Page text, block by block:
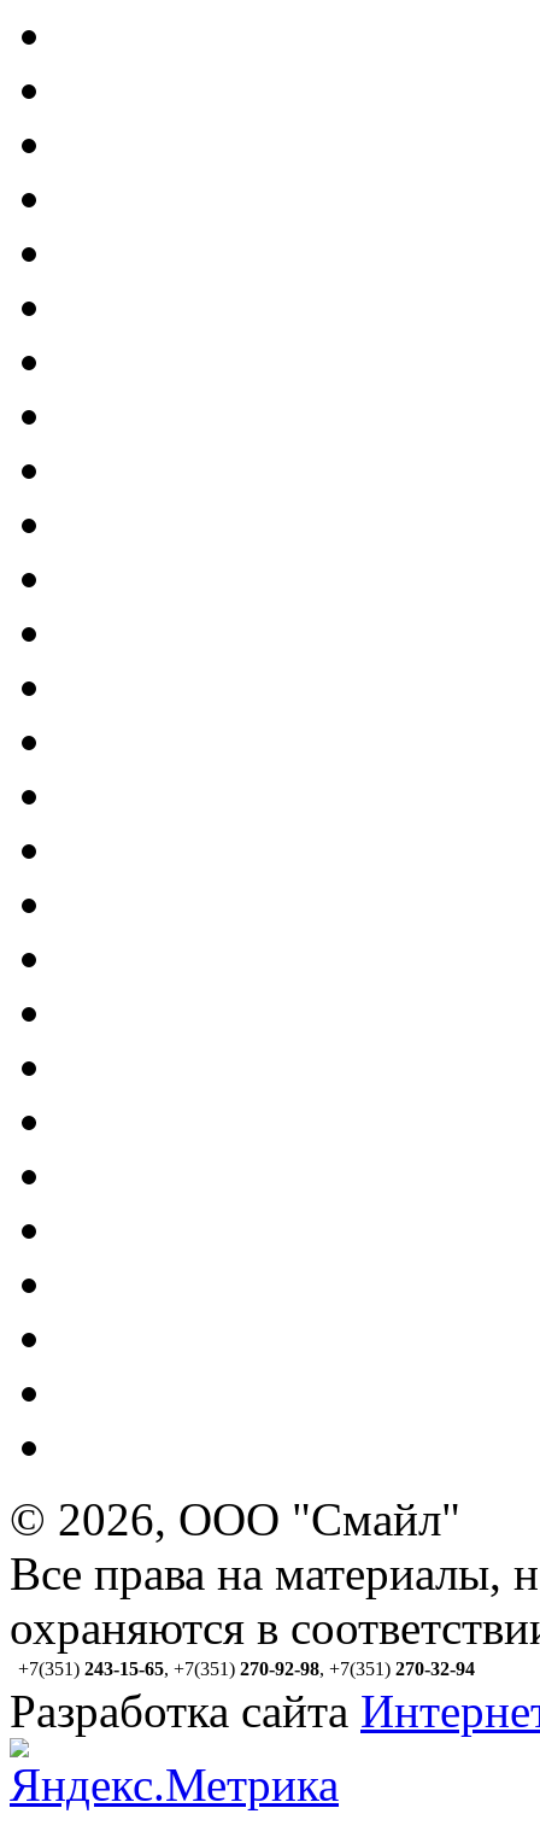
© 2026, ООО "Смайл"
Все права на материалы,
охраняются в
+7(351) 243-15-65, +7(351) 270-92-98, +7(351) 270-32-94
Разработка сайта